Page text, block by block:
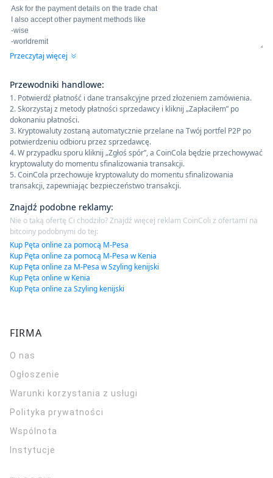
Przeczytaj więcej
Przewodniki handlowe:
1. Potwierdź płatność i dane transakcyjne przed złożeniem zamówienia.
2. Skorzystaj z metody płatności sprzedawcy i kliknij „Zapłaciłem” po
dokonaniu płatności.
3. Kryptowaluty zostaną automatycznie przelane na Twój portfel P2P po
potwierdzeniu odbioru przez sprzedawcę.
4. W przypadku sporu kliknij „Zgłoś spór”, a CoinCola będzie przechowywać
kryptowaluty do momentu sfinalizowania transakcji.
5. CoinCola przechowuje kryptowaluty do momentu sfinalizowania
transakcji, zapewniając bezpieczeństwo transakcji.
Znajdź podobne reklamy:
Nie o taką ofertę Ci chodziło? Znajdź więcej reklam CoinColi z ofertami na
bitcoiny podobnymi do tej:
Kup Pęta online za pomocą M-Pesa
Kup Pęta online za pomocą M-Pesa w Kenia
Kup Pęta online za M-Pesa w Szyling kenijski
Kup Pęta online w Kenia
Kup Pęta online za Szyling kenijski
FIRMA
O nas
Ogłoszenie
Warunki korzystania z usługi
Polityka prywatności
Wspólnota
Instytucje